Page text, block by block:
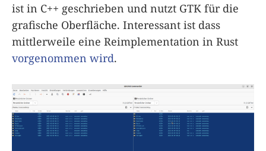
ist in C++ geschrieben und nutzt GTK für die
grafische Oberfläche. Interessant ist dass
mittlerweile eine Reimplementation in Rust
vorgenommen wird.